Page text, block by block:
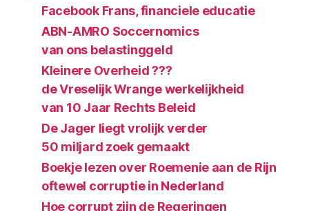
Facebook Frans, financiele educatie
ABN-AMRO Soccernomics
van ons belastinggeld
Kleinere Overheid ???
de Vreselijk Wrange werkelijkheid
van 10 Jaar Rechts Beleid
De Jager liegt vrolijk verder
50 miljard zoek gemaakt
Boekje lezen over Roemenie aan de Rijn
oftewel corruptie in Nederland
Hoe corrupt zijn de Regeringen